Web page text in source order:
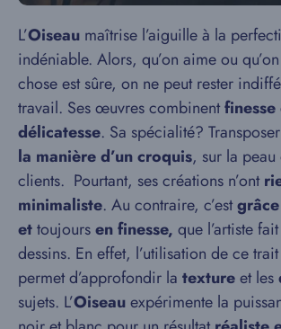
L’Oiseau maîtrise l’aiguille à la
indéniable. Alors, qu’on aime ou
chose est sûre, on ne peut rester
travail. Ses œuvres combinent
délicatesse. Sa spécialité?
la manière d’un croquis, sur la peau
clients. Pourtant, ses créations n’ont
minimaliste. Au contraire, c’est
ettoujoursen finesse, que l’artiste
dessins. En effet, l’utilisation de ce
permet d’approfondir la textureet les
sujets. L’Oiseauexpérimente la